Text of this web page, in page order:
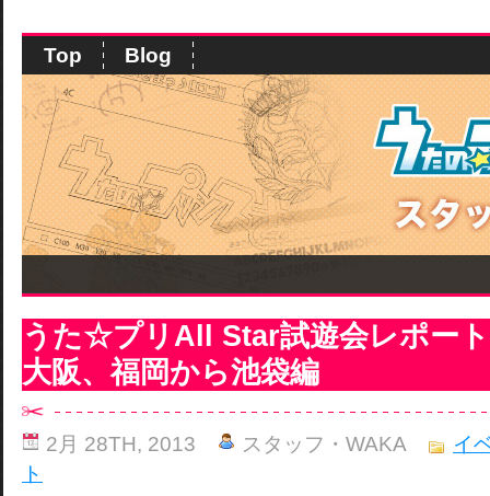
Top Blog
うた☆プリAll Star試遊会レポー
大阪、福岡から池袋編
2月 28TH, 2013 スタッフ・WAKA
イ
ト